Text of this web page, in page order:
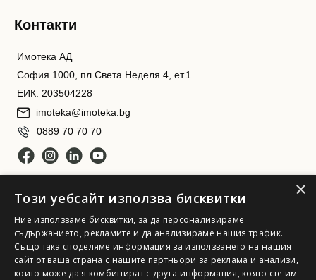
Контакти
Имотека АД
София 1000, пл.Света Неделя 4, ет.1
ЕИК: 203504228
imoteka@imoteka.bg
0889 70 70 70
Имотека АД. Всички права запазени
×
Този уебсайт използва бисквитки
Ние използваме бисквитки, за да персонализираме
съдържанието, рекламите и да анализираме нашия трафик.
Също така споделяме информация за използването на нашия
сайт от ваша страна с нашите партньори за реклама и анализи,
които може да я комбинират с друга информация, която сте им